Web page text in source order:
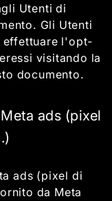
Utenti di
Gli Utenti
effettuare l'opt-
visitando la
documento.
ads (pixel
ads (pixel di
da Meta